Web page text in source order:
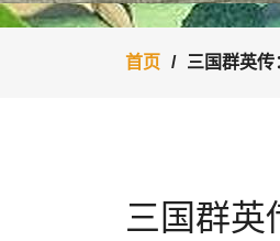
首页 三国群英
三国群英